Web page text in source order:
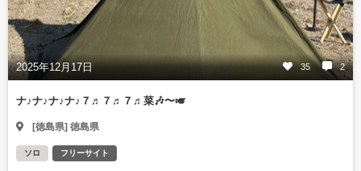
2025年12月17日 35 2
ナ♪ナ♪ナ♪ナ♪７♬７♬７♬菜🎶〜🎺
[徳島県] 徳島県
ソロ フリーサイト